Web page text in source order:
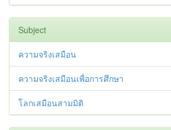
Subject
ความจริงเสมือน
ความจริงเสมือนเพื่อการศึกษา
โลกเสมือนสามมิติ